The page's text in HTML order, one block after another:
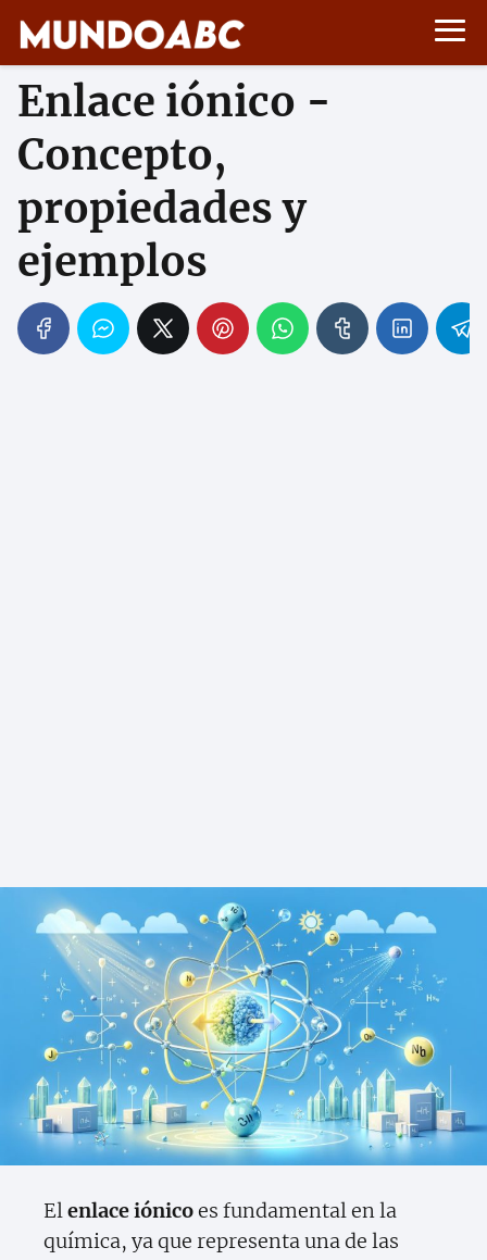
Enlace iónico -
Concepto,
propiedades y
ejemplos
Elenlace iónicoes fundamental en la
química, ya que representa una de las